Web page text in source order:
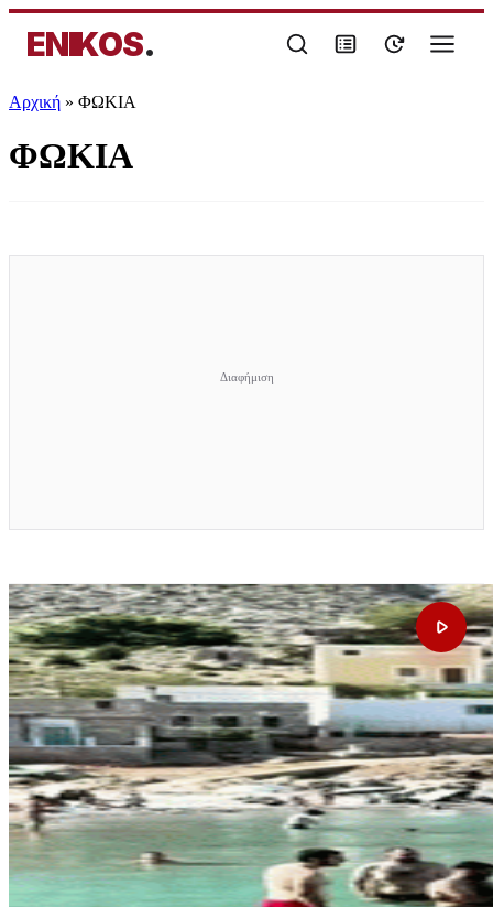
ENIKOS.
Αρχική » ΦΩΚΙΑ
ΦΩΚΙΑ